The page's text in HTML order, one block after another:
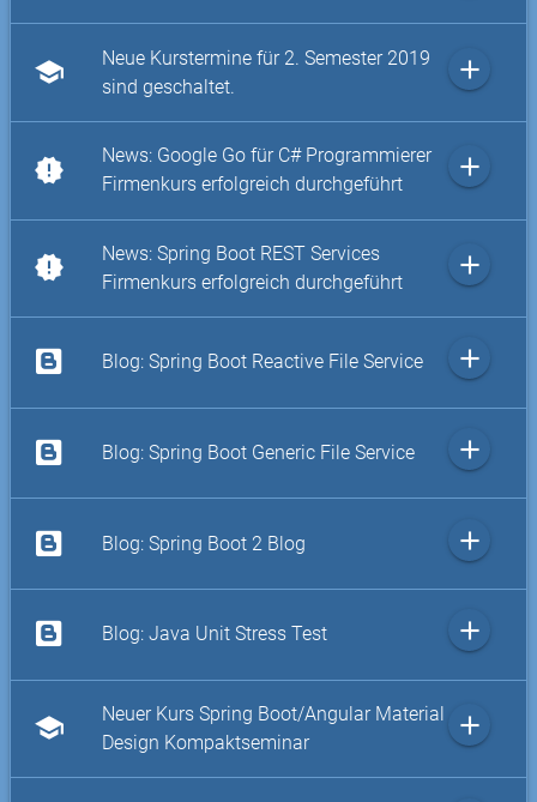
school
Neue Kurstermine für 2. Semester 2019
sind geschaltet.
add
new_releases
News: Google Go für C# Programmierer
Firmenkurs erfolgreich durchgeführt
add
new_releases
News: Spring Boot REST Services
Firmenkurs erfolgreich durchgeführt
add
Blog: Spring Boot Reactive File Service add
Blog: Spring Boot Generic File Service add
Blog: Spring Boot 2 Blog add
Blog: Java Unit Stress Test add
school
Neuer Kurs Spring Boot/Angular Material
Design Kompaktseminar
add